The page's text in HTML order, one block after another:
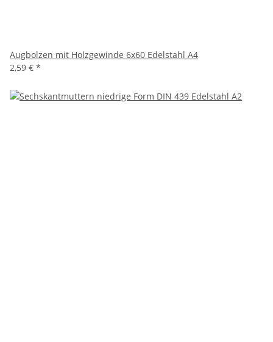
Augbolzen mit Holzgewinde 6x60 Edelstahl A4
2,59 € *